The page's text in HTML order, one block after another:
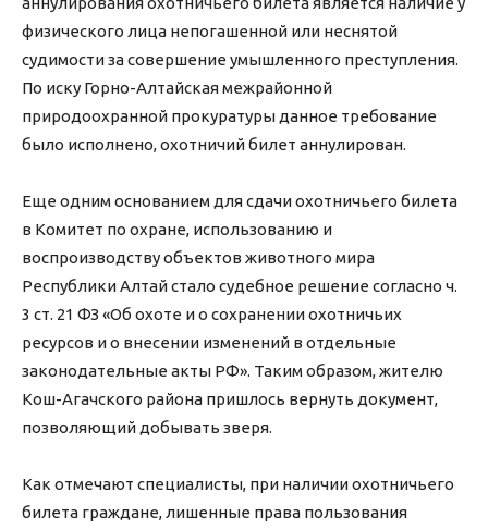
физического лица непогашенной или неснятой
судимости за совершение умышленного преступления.
По иску Горно-Алтайская межрайонной
природоохранной прокуратуры данное требование
было исполнено, охотничий билет аннулирован.
Еще одним основанием для сдачи охотничьего билета
в Комитет по охране, использованию и
воспроизводству объектов животного мира
Республики Алтай стало судебное решение согласно ч.
3 ст. 21 ФЗ «Об охоте и о сохранении охотничьих
ресурсов и о внесении изменений в отдельные
законодательные акты РФ». Таким образом, жителю
Кош-Агачского района пришлось вернуть документ,
позволяющий добывать зверя.
Как отмечают специалисты, при наличии охотничьего
билета граждане, лишенные права пользования